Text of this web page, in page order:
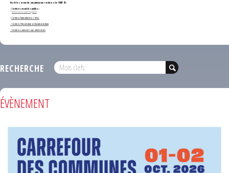
Accédez en un clic aux principaux services de l'AMF 29 :
- Services marchés publics :
*Annonces de marchés publics
-Service formation des élus
- Service Orientation et documentation
- Services ouverts aux adhérents
RECHERCHE
ÉVÈNEMENT